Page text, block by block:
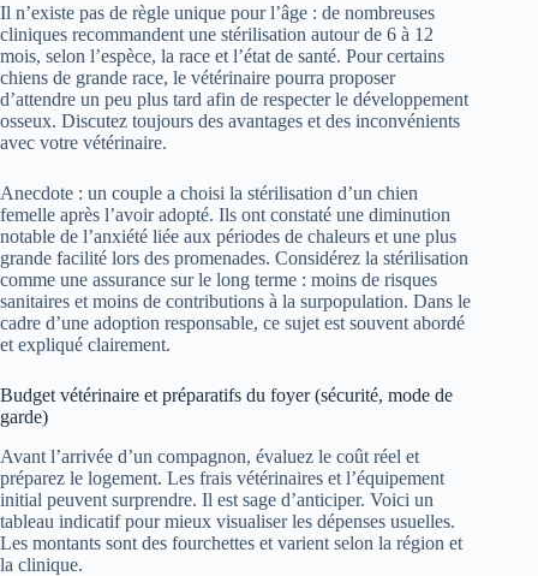
Il n’existe pas de règle unique pour l’âge : de nombreuses
cliniques recommandent une stérilisation autour de 6 à 12
mois, selon l’espèce, la race et l’état de santé. Pour certains
chiens de grande race, le vétérinaire pourra proposer
d’attendre un peu plus tard afin de respecter le développement
osseux. Discutez toujours des avantages et des inconvénients
avec votre vétérinaire.
Anecdote : un couple a choisi la stérilisation d’un chien
femelle après l’avoir adopté. Ils ont constaté une diminution
notable de l’anxiété liée aux périodes de chaleurs et une plus
grande facilité lors des promenades. Considérez la stérilisation
comme une assurance sur le long terme : moins de risques
sanitaires et moins de contributions à la surpopulation. Dans le
cadre d’une adoption responsable, ce sujet est souvent abordé
et expliqué clairement.
Budget vétérinaire et préparatifs du foyer (sécurité, mode de
garde)
Avant l’arrivée d’un compagnon, évaluez le coût réel et
préparez le logement. Les frais vétérinaires et l’équipement
initial peuvent surprendre. Il est sage d’anticiper. Voici un
tableau indicatif pour mieux visualiser les dépenses usuelles.
Les montants sont des fourchettes et varient selon la région et
la clinique.